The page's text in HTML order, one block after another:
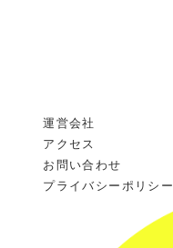
運営会社
アクセス
お問い合わせ
プライバシーポリシー